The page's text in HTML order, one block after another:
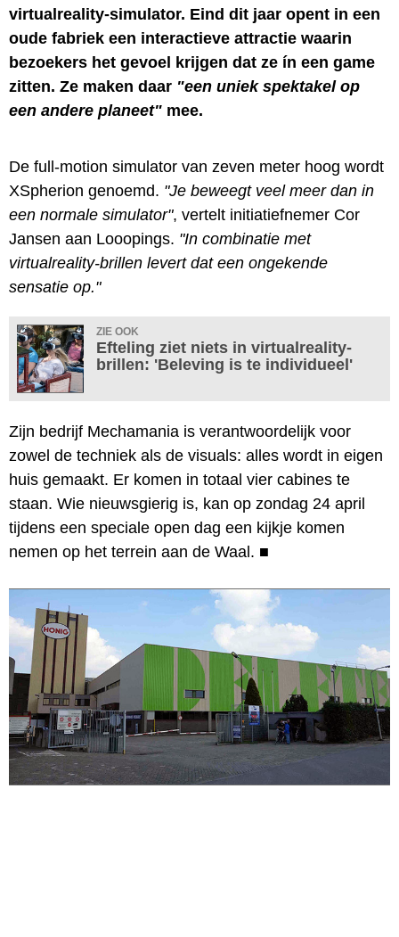
virtualreality-simulator. Eind dit jaar opent in een
oude fabriek een interactieve attractie waarin
bezoekers het gevoel krijgen dat ze ín een game
zitten. Ze maken daar "een uniek spektakel op
een andere planeet" mee.
De full-motion simulator van zeven meter hoog wordt
XSpherion genoemd. "Je beweegt veel meer dan in
een normale simulator", vertelt initiatiefnemer Cor
Jansen aan Looopings. "In combinatie met
virtualreality-brillen levert dat een ongekende
sensatie op."
ZIE OOK
Efteling ziet niets in virtualreality-
brillen: 'Beleving is te individueel'
Zijn bedrijf Mechamania is verantwoordelijk voor
zowel de techniek als de visuals: alles wordt in eigen
huis gemaakt. Er komen in totaal vier cabines te
staan. Wie nieuwsgierig is, kan op zondag 24 april
tijdens een speciale open dag een kijkje komen
nemen op het terrein aan de Waal. ■